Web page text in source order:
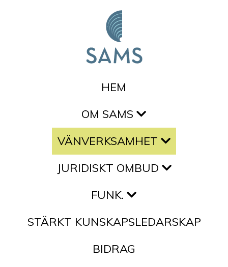
HEM
OM SAMS
VÄNVERKSAMHET
JURIDISKT OMBUD
FUNK.
STÄRKT KUNSKAPSLEDARSKAP
BIDRAG